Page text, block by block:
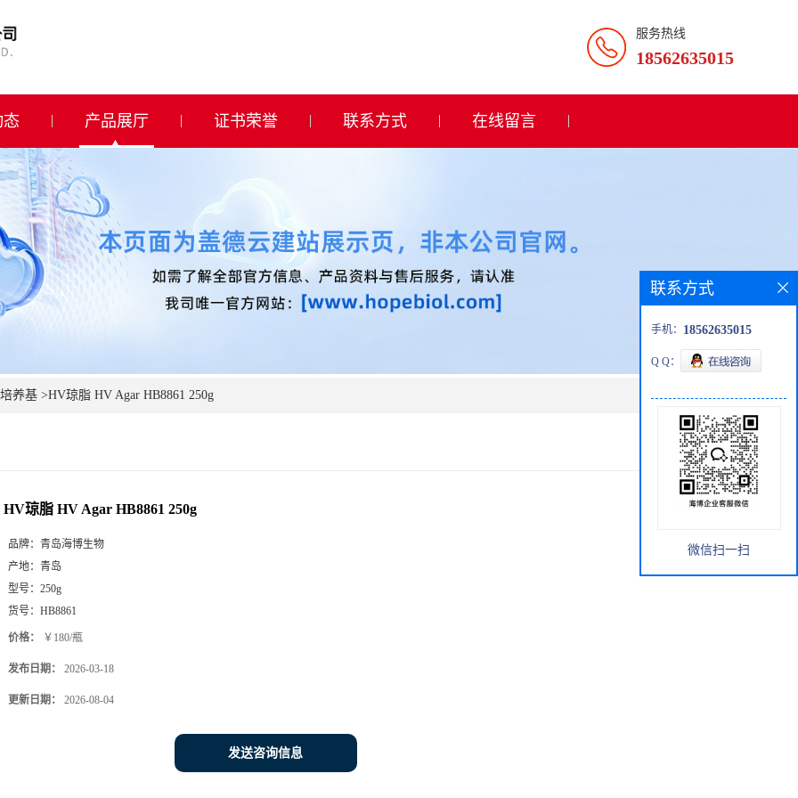
服务热线
18562635015
产品展厅 证书荣誉 联系方式 在线留言
养基 >HV琼脂 HV Agar HB8861 250g
HV琼脂 HV Agar HB8861 250g
品牌： 青岛海博生物
产地： 青岛
型号： 250g
货号： HB8861
价格： ￥180/瓶
发布日期： 2026-03-18
更新日期： 2026-08-04
发送咨询信息
联系方式
手机： 18562635015
Q Q：
微信扫一扫